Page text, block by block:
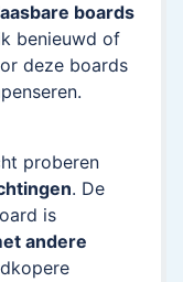
boards
benieuwd of
deze boards
proberen
. De
is
andere